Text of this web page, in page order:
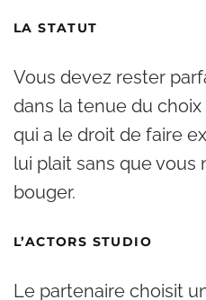
LA STATUT
Vous devez rester
dans la tenue du
qui a le droit de faire
lui plait sans que vous
bouger.
L’ACTORS STUDIO
Le partenaire choisit